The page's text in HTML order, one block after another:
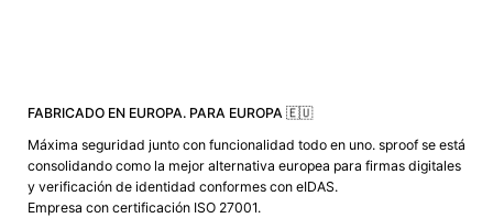
FABRICADO EN EUROPA. PARA EUROPA 🇪🇺
Máxima seguridad junto con funcionalidad todo en uno. sproof se está
consolidando como la mejor alternativa europea para firmas digitales
y verificación de identidad conformes con eIDAS.
Empresa con certificación ISO 27001.